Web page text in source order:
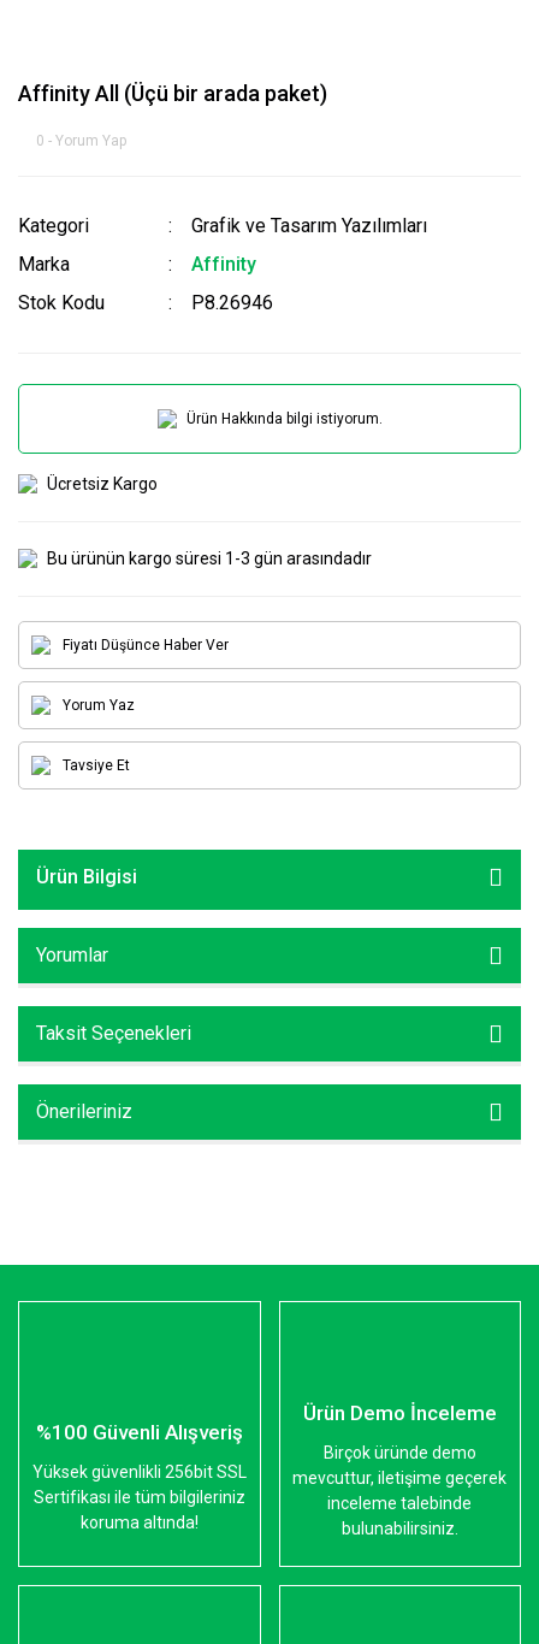
Affinity All (Üçü bir arada paket)
0 - Yorum Yap
Kategori
Grafik ve Tasarım Yazılımları
Marka
Affinity
Stok Kodu
P8.26946
Ürün Hakkında bilgi istiyorum.
Ücretsiz Kargo
Bu ürünün kargo süresi 1-3 gün arasındadır
Fiyatı Düşünce Haber Ver
Yorum Yaz
Tavsiye Et
Ürün Bilgisi
Yorumlar
Taksit Seçenekleri
Önerileriniz
%100 Güvenli Alışveriş
Yüksek güvenlikli 256bit SSL
Sertifikası ile tüm bilgileriniz
koruma altında!
Ürün Demo İnceleme
Birçok üründe demo
mevcuttur, iletişime geçerek
inceleme talebinde
bulunabilirsiniz.